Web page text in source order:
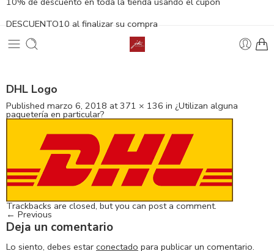
DESCUENTO10 al finalizar su compra
DHL Logo
Published marzo 6, 2018 at371 × 136 in ¿Utilizan alguna
paquetería en particular?
Trackbacks are closed, but you canpost a comment.
← Previous
Deja un comentario
Lo siento, debes estar conectado para publicar un comentario.